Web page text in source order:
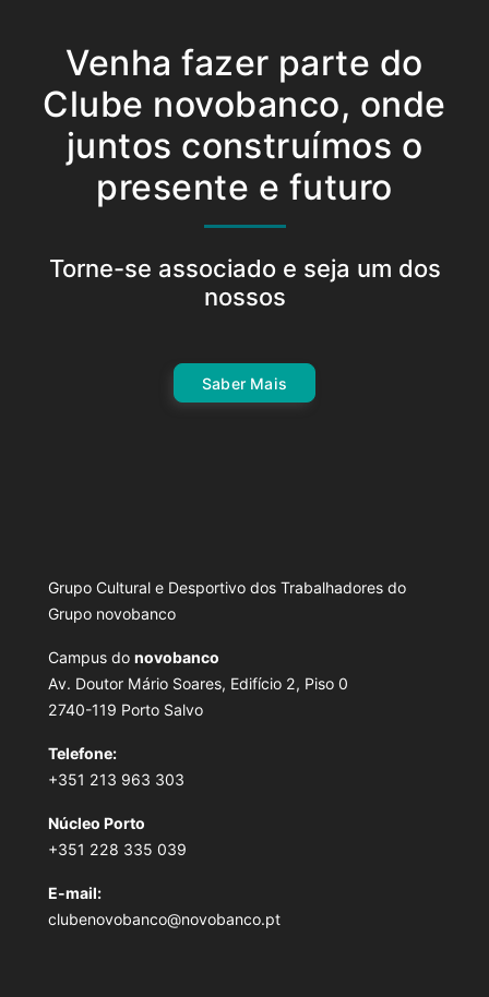
Venha fazer parte do
Clube novobanco, onde
juntos construímos o
presente e futuro
Torne-se associado e seja um dos
nossos
Saber Mais
Grupo Cultural e Desportivo dos Trabalhadores do
Grupo novobanco
Campus do novobanco
Av. Doutor Mário Soares, Edifício 2, Piso 0
2740-119 Porto Salvo
Telefone:
+351 213 963 303
Núcleo Porto
+351 228 335 039
E-mail:
clubenovobanco@novobanco.pt